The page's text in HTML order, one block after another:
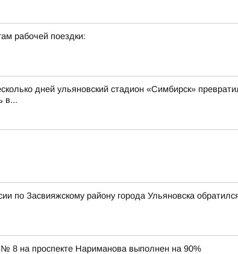
рабочей поездки:
дней ульяновский стадион «Симбирск»
в...
по Засвияжскому району города Ульяновска
8 на проспекте Нариманова выполнен на 90%